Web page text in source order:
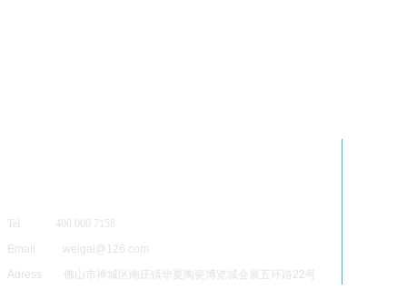
Tel 400 000 7158
Email weigai@126.com
Adress 佛山市禅城区南庄镇华夏陶瓷博览城会展五环路22号